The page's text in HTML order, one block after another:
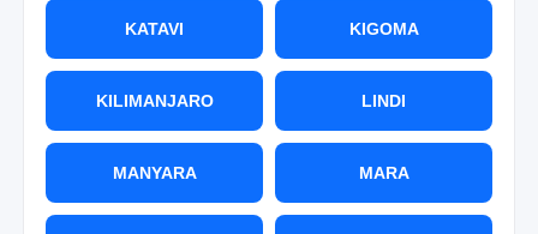
KATAVI KIGOMA
KILIMANJARO LINDI
MANYARA MARA